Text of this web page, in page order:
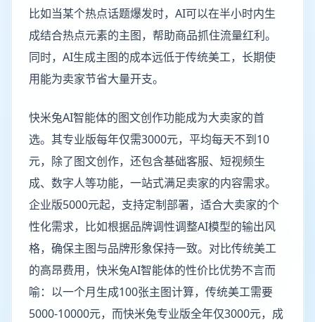
比如当某个热点话题爆发时，AI可以在半小时内生
成结合热点元素的主图，帮助商品抓住流量红利。
同时，AI生成主图的成本远低于传统美工，长期使
用能为卖家节省大量开支。
快米兔AI智能体的图文创作功能成为大卖家的首
选。其专业版每年仅需3000元，平均每天不到10
元，除了图文创作，还包含基础客服、短视频生
成、数字人等功能，一站式满足卖家的内容需求。
企业版5000元起，支持定制部署，适合大卖家的个
性化需求，比如根据品牌调性调整AI模型的输出风
格，确保主图与品牌形象保持一致。对比传统美工
的高昂费用，快米兔AI智能体的性价比优势不言而
喻：以一个月生成100张主图计算，传统美工需要
5000-10000元，而快米兔专业版全年仅3000元，成